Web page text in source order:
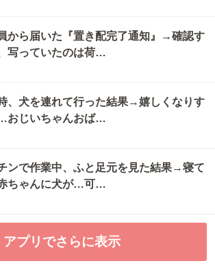
から届いた『置き配完了通知』→確認す
写っていたのは荷…
、犬を連れて行った結果→嬉しくなりす
おじいちゃんおば…
ンで作業中、ふと足元を見た結果→寝て
ちゃんに犬が…可…
アプリでさらに表示